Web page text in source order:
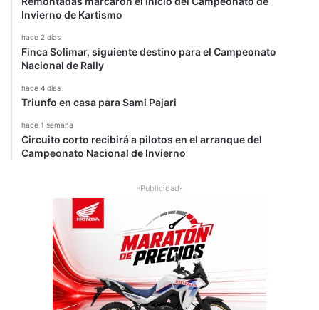
Invierno de Kartismo
hace 2 días
Finca Solimar, siguiente destino para el Campeonato
Nacional de Rally
hace 4 días
Triunfo en casa para Sami Pajari
hace 1 semana
Circuito corto recibirá a pilotos en el arranque del
Campeonato Nacional de Invierno
-Publicidad-